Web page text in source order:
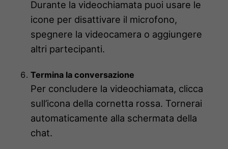
Durante la videochiamata puoi usare le
icone per disattivare il microfono,
spegnere la videocamera o aggiungere
altri partecipanti.
Termina la conversazione
Per concludere la videochiamata, clicca
sull’icona della cornetta rossa. Tornerai
automaticamente alla schermata della
chat.